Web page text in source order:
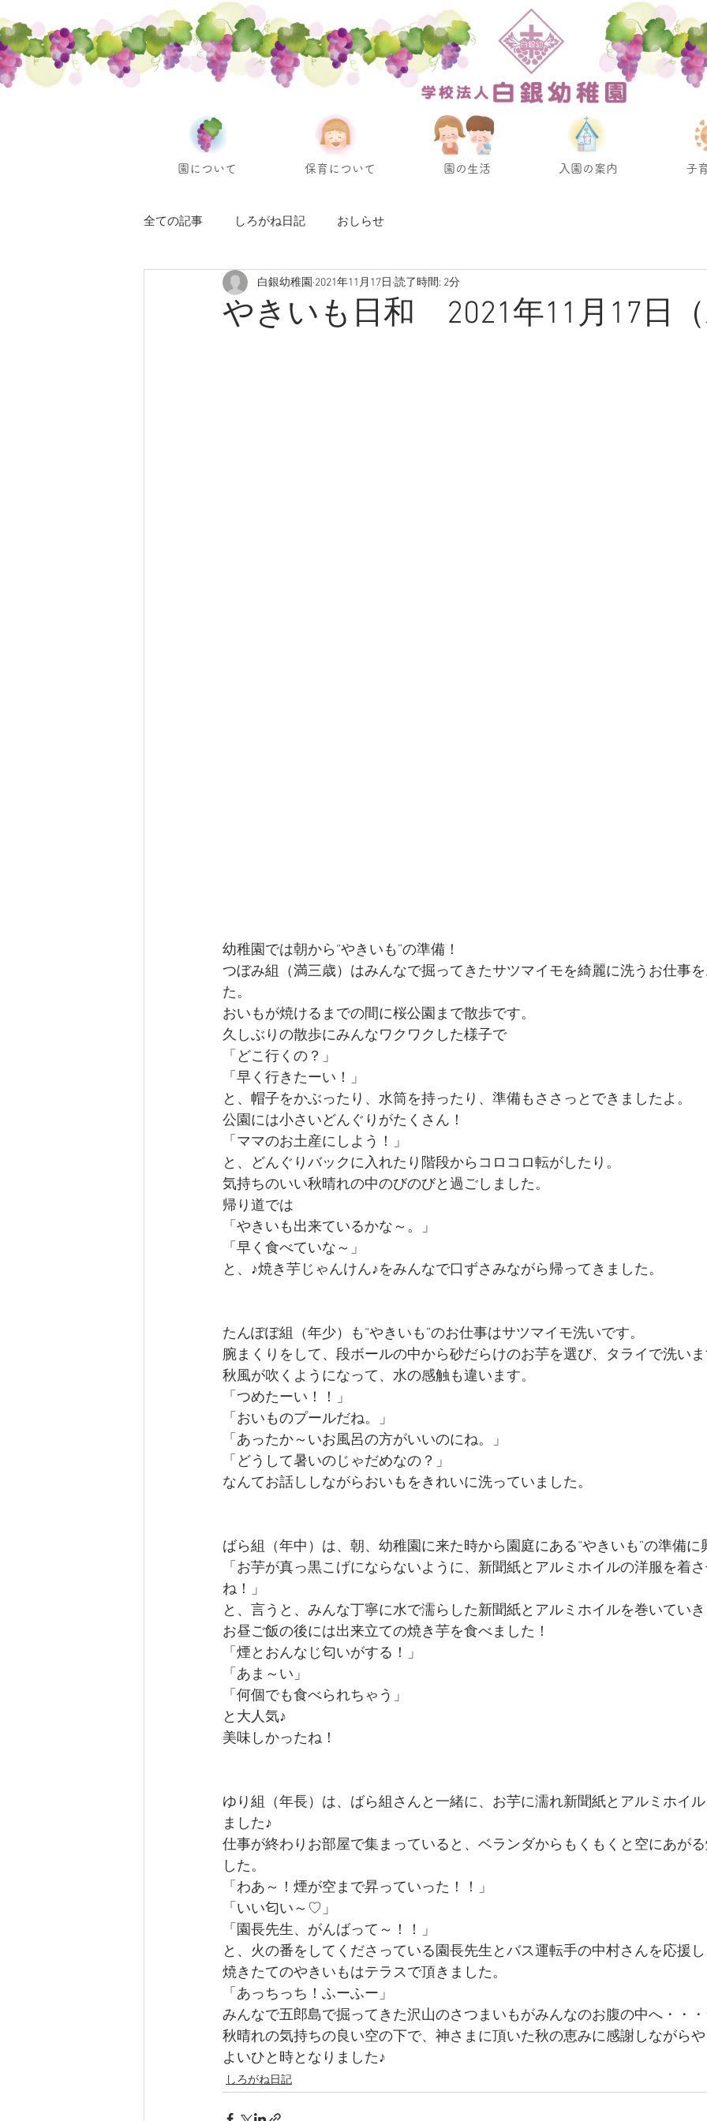
園について 保育について 園の生活 入園の案内 子
全ての記事 しろがね日記 おしらせ
やきいも日和 2021年11月17日
白銀幼稚園 2021年11月17日 読了時間: 2分
幼稚園では朝から“やきいも”の準備！
つぼみ組（満三歳）はみんなで掘ってきたサツマイモを綺麗に洗うお仕事
た。
おいもが焼けるまでの間に桜公園まで散歩です。
久しぶりの散歩にみんなワクワクした様子で
「どこ行くの？」
「早く行きたーい！」
と、帽子をかぶったり、水筒を持ったり、準備もささっとできましたよ。
公園には小さいどんぐりがたくさん！
「ママのお土産にしよう！」
と、どんぐりバックに入れたり階段からコロコロ転がしたり。
気持ちのいい秋晴れの中のびのびと過ごしました。
帰り道では
「やきいも出来ているかな～。」
「早く食べていな～」
と、♪焼き芋じゃんけん♪をみんなで口ずさみながら帰ってきました。
たんぽぽ組（年少）も“やきいも”のお仕事はサツマイモ洗いです。
腕まくりをして、段ボールの中から砂だらけのお芋を選び、タライで洗い
秋風が吹くようになって、水の感触も違います。
「つめたーい！！」
「おいものプールだね。」
「あったか～いお風呂の方がいいのにね。」
「どうして暑いのじゃだめなの？」
なんてお話ししながらおいもをきれいに洗っていました。
ばら組（年中）は、朝、幼稚園に来た時から園庭にある“やきいも”の準備に
「お芋が真っ黒こげにならないように、新聞紙とアルミホイルの洋服を着
ね！」
と、言うと、みんな丁寧に水で濡らした新聞紙とアルミホイルを巻いてい
お昼ご飯の後には出来立ての焼き芋を食べました！
「煙とおんなじ匂いがする！」
「あま～い」
「何個でも食べられちゃう」
と大人気♪
美味しかったね！
ゆり組（年長）は、ばら組さんと一緒に、お芋に濡れ新聞紙とアルミホイ
ました♪
仕事が終わりお部屋で集まっていると、ベランダからもくもくと空にあが
した。
「わあ～！煙が空まで昇っていった！！」
「いい匂い～♡」
「園長先生、がんばって～！！」
と、火の番をしてくださっている園長先生とバス運転手の中村さんを応援
焼きたてのやきいもはテラスで頂きました。
「あっちっち！ふーふー」
みんなで五郎島で掘ってきた沢山のさつまいもがみんなのお腹の中へ・・
秋晴れの気持ちの良い空の下で、神さまに頂いた秋の恵みに感謝しながら
よいひと時となりました♪
しろがね日記